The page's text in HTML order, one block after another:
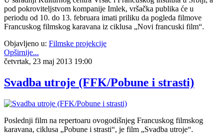
pod pokroviteljstvom kompanije Imlek, vršačka publika će u
periodu od 10. do 13. februara imati priliku da pogleda filmove
Francuskog filmskog karavana iz ciklusa „Novi francuski film“.
Objavljeno u: Filmske projekcije
Opširnije...
četvrtak, 23 maj 2013 19:00
Svadba utroje (FFK/Pobune i strasti)
Poslednji film na repertoaru ovogodišnjeg Francuskog filmskog
karavana, ciklusa „Pobune i strasti“, je film „Svadba utroje“.